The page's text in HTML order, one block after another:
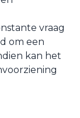
vraag
om een
kan het